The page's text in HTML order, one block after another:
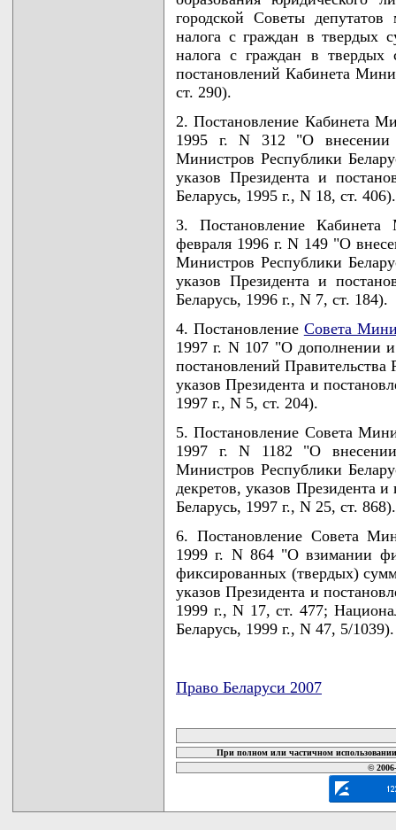
городской Советы депутатов
налога с граждан в твердых
налога с граждан в твердых
постановлений Кабинета
ст. 290).
2. Постановление Кабинета
1995 г. N 312 "О внесении
Министров Республики
указов Президента и
Беларусь, 1995 г., N 18, ст. 406).
3. Постановление Кабинета
февраля 1996 г. N 149 "О
Министров Республики
указов Президента и
Беларусь, 1996 г., N 7, ст. 184).
4. Постановление Совета
1997 г. N 107 "О дополнении
постановлений
указов Президента и
1997 г., N 5, ст. 204).
5. Постановление Совета
1997 г. N 1182 "О внесении
Министров Республики
декретов, указов Президента
Беларусь, 1997 г., N 25, ст. 868).
6. Постановление Совета
1999 г. N 864 "О взимании
фиксированных (твердых)
указов Президента и
1999 г., N 17, ст. 477;
Беларусь, 1999 г., N 47, 5/1039).
Право Беларуси 2007
При полном или частичном
©